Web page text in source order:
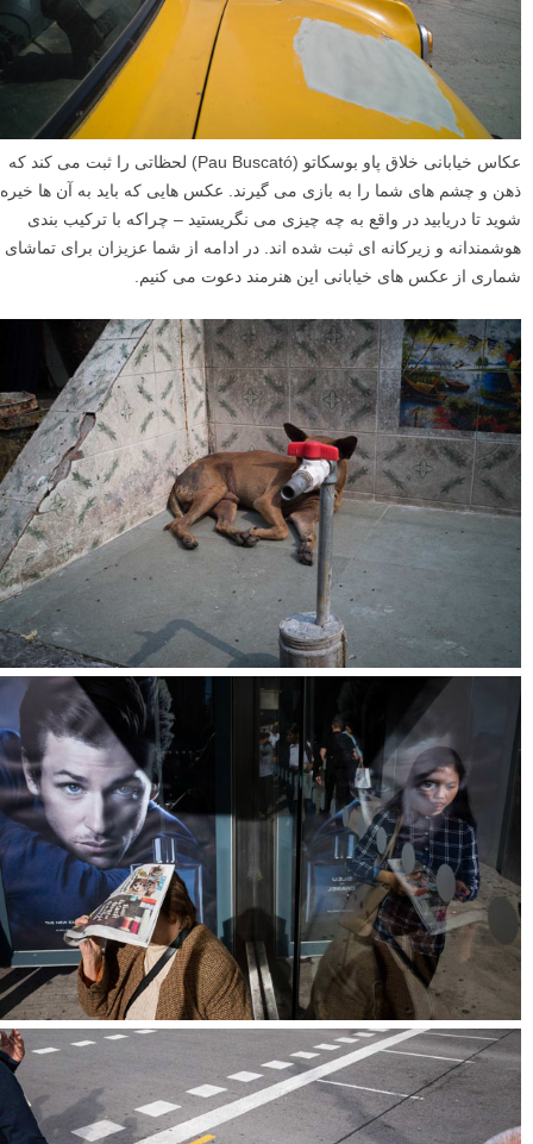
عکاس خیابانی خلاق پاو بوسکاتو (Pau Buscató) لحظاتی را ثبت می کند که
ذهن و چشم های شما را به بازی می گیرند. عکس هایی که باید به آن ها خیره
شوید تا دریابید در واقع به چه چیزی می نگریستید – چراکه با ترکیب بندی
هوشمندانه و زیرکانه ای ثبت شده اند. در ادامه از شما عزیزان برای تماشای
شماری از عکس های خیابانی این هنرمند دعوت می کنیم.